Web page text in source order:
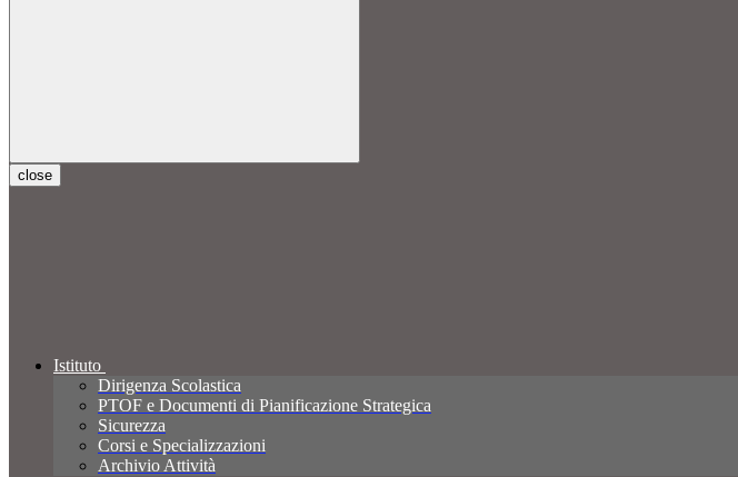
close
Istituto
Dirigenza Scolastica
PTOF e Documenti di Pianificazione Strategica
Sicurezza
Corsi e Specializzazioni
Archivio Attività